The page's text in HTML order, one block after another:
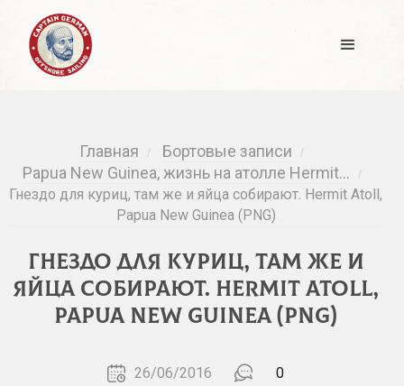
Главная / Бортовые записи /
Papua New Guinea, жизнь на атолле Hermit… /
Гнездо для куриц, там же и яйца собирают. Hermit Atoll,
Papua New Guinea (PNG)
Гнездо для куриц, там же и
яйца собирают. Hermit Atoll,
Papua New Guinea (PNG)
26/06/2016 0